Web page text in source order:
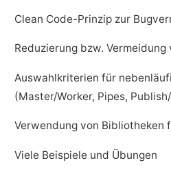
Clean Code-Prinzip zur
Reduzierung bzw.
Auswahlkriterien für
(Master/Worker, Pipes,
Verwendung von Bibliotheken
Viele Beispiele und Übungen